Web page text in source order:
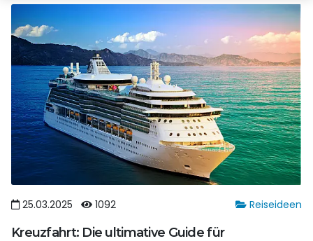
Reiseideen
25.03.2025 1092
Kreuzfahrt: Die ultimative Guide für